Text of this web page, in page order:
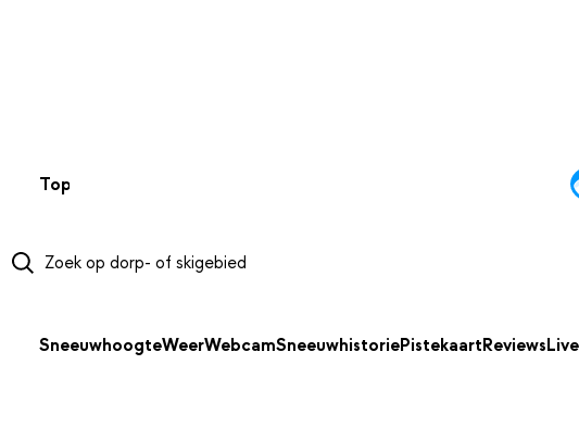
Top 50
SneeuwhoogteWeerWebcamSneeuwhistoriePistekaartReviews